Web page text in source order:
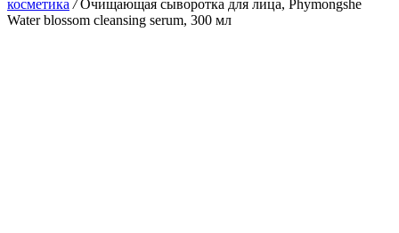
косметика /Очищающая сыворотка для лица, Phymongshe
Water blossom cleansing serum, 300 мл